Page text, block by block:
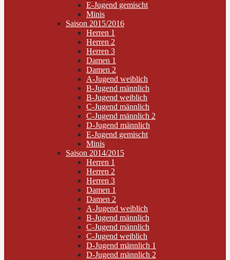
E-Jugend gemischt
Minis
Saison 2015/2016
Herren 1
Herren 2
Herren 3
Damen 1
Damen 2
A-Jugend weiblich
B-Jugend männlich
B-Jugend weiblich
C-Jugend männlich
C-Jugend männlich 2
D-Jugend männlich
E-Jugend gemischt
Minis
Saison 2014/2015
Herren 1
Herren 2
Herren 3
Damen 1
Damen 2
A-Jugend weiblich
B-Jugend männlich
C-Jugend männlich
C-Jugend weiblich
D-Jugend männlich 1
D-Jugend männlich 2